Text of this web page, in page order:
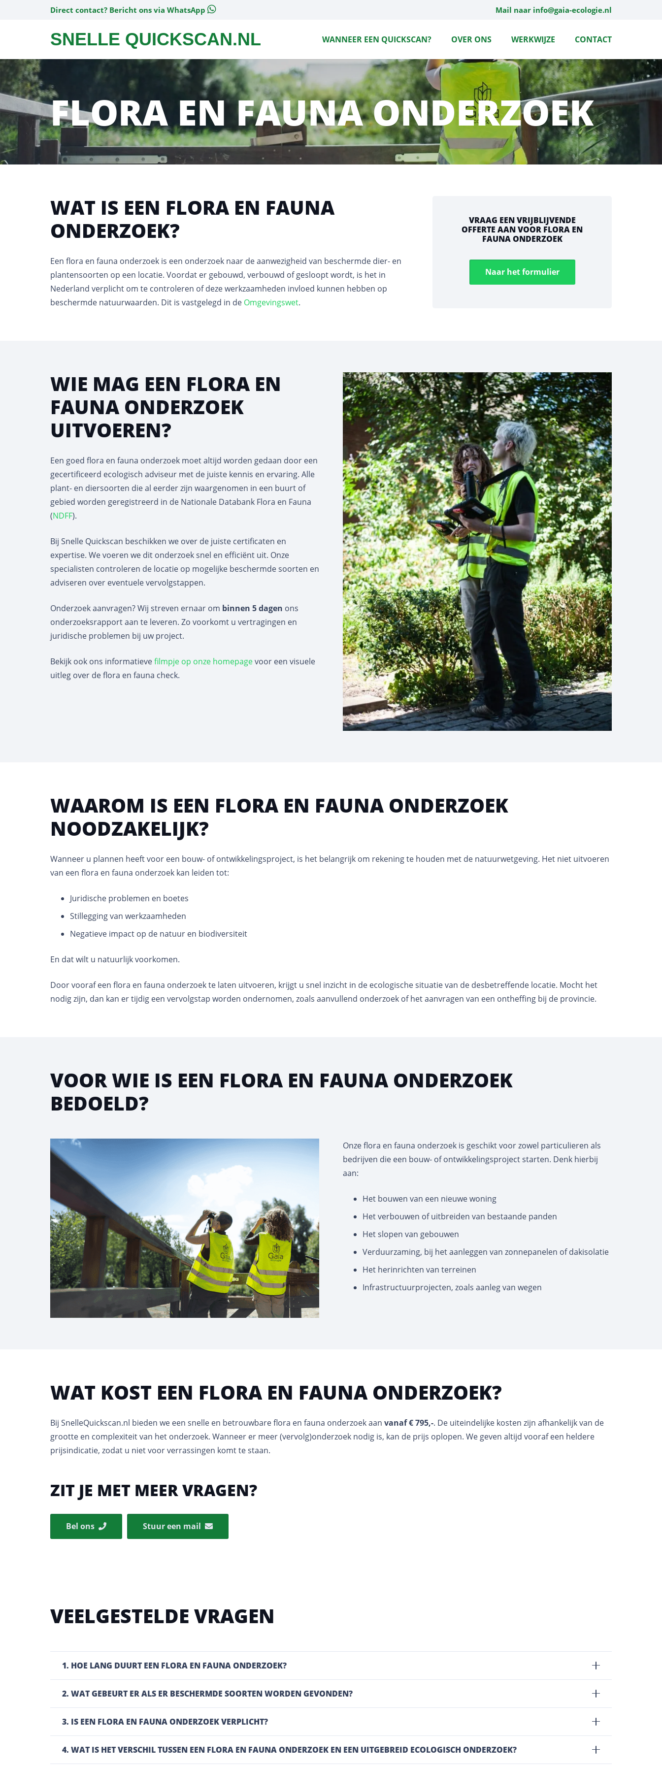
Direct contact? Bericht ons via WhatsApp Mail naar info@gaia-ecologie.nl
SNELLE QUICKSCAN.NL WANNEER EEN QUICKSCAN? OVER ONS WERKWIJZE CONTACT
FLORA EN FAUNA ONDERZOEK
WAT IS EEN FLORA EN FAUNA
ONDERZOEK?
Een flora en fauna onderzoek is een onderzoek naar de aanwezigheid van beschermde dier- en
plantensoorten op een locatie. Voordat er gebouwd, verbouwd of gesloopt wordt, is het in
Nederland verplicht om te controleren of deze werkzaamheden invloed kunnen hebben op
beschermde natuurwaarden. Dit is vastgelegd in de Omgevingswet.
VRAAG EEN VRIJBLIJVENDE
OFFERTE AAN VOOR FLORA EN
FAUNA ONDERZOEK
Naar het formulier
WIE MAG EEN FLORA EN
FAUNA ONDERZOEK
UITVOEREN?
Een goed flora en fauna onderzoek moet altijd worden gedaan door een
gecertificeerd ecologisch adviseur met de juiste kennis en ervaring. Alle
plant- en diersoorten die al eerder zijn waargenomen in een buurt of
gebied worden geregistreerd in de Nationale Databank Flora en Fauna
(NDFF).
Bij Snelle Quickscan beschikken we over de juiste certificaten en
expertise. We voeren we dit onderzoek snel en efficiënt uit. Onze
specialisten controleren de locatie op mogelijke beschermde soorten en
adviseren over eventuele vervolgstappen.
Onderzoek aanvragen? Wij streven ernaar om binnen 5 dagen ons
onderzoeksrapport aan te leveren. Zo voorkomt u vertragingen en
juridische problemen bij uw project.
Bekijk ook ons informatievefilmpje op onze homepagevoor een visuele
uitleg over de flora en fauna check.
WAAROM IS EEN FLORA EN FAUNA ONDERZOEK
NOODZAKELIJK?
Wanneer u plannen heeft voor een bouw- of ontwikkelingsproject, is het belangrijk om rekening te houden met de natuurwetgeving. Het niet uitvoeren
van een flora en fauna onderzoek kan leiden tot:
Juridische problemen en boetes
Stillegging van werkzaamheden
Negatieve impact op de natuur en biodiversiteit
En dat wilt u natuurlijk voorkomen.
Door vooraf een flora en fauna onderzoek te laten uitvoeren, krijgt u snel inzicht in de ecologische situatie van de desbetreffende locatie. Mocht het
nodig zijn, dan kan er tijdig een vervolgstap worden ondernomen, zoals aanvullend onderzoek of het aanvragen van een ontheffing bij de provincie.
VOOR WIE IS EEN FLORA EN FAUNA ONDERZOEK
BEDOELD?
Onze flora en fauna onderzoek is geschikt voor zowel particulieren als
bedrijven die een bouw- of ontwikkelingsproject starten. Denk hierbij
aan:
Het bouwen van een nieuwe woning
Het verbouwen of uitbreiden van bestaande panden
Het slopen van gebouwen
Verduurzaming, bij het aanleggen van zonnepanelen of dakisolatie
Het herinrichten van terreinen
Infrastructuurprojecten, zoals aanleg van wegen
WAT KOST EEN FLORA EN FAUNA ONDERZOEK?
Bij SnelleQuickscan.nl bieden we een snelle en betrouwbare flora en fauna onderzoek aan vanaf € 795,-. De uiteindelijke kosten zijn afhankelijk van de
grootte en complexiteit van het onderzoek. Wanneer er meer (vervolg)onderzoek nodig is, kan de prijs oplopen. We geven altijd vooraf een heldere
prijsindicatie, zodat u niet voor verrassingen komt te staan.
ZIT JE MET MEER VRAGEN?
Bel ons Stuur een mail
VEELGESTELDE VRAGEN
1. HOE LANG DUURT EEN FLORA EN FAUNA ONDERZOEK?
2. WAT GEBEURT ER ALS ER BESCHERMDE SOORTEN WORDEN GEVONDEN?
3. IS EEN FLORA EN FAUNA ONDERZOEK VERPLICHT?
4. WAT IS HET VERSCHIL TUSSEN EEN FLORA EN FAUNA ONDERZOEK EN EEN UITGEBREID ECOLOGISCH ONDERZOEK?